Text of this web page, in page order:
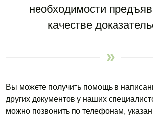
необходимости
качестве
Вы можете получить помощь в
других документов у наших
можно позвонить по телефонам,